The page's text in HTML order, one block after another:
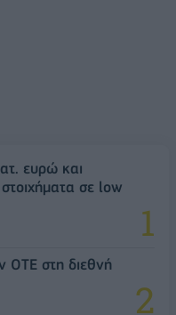
ευρώ και
σε low
ΟΤΕ στη διεθνή